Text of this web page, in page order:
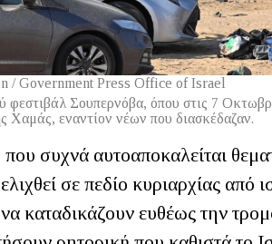
/ Government Press Office of Israel
Σουπερνόβα, όπου στις 7
Χαμάς, εναντίον νέων που διασκέδαζαν.
συχνά αυτοαποκαλείται
σε πεδίο κυριαρχίας από
καταδικάζουν ευθέως την